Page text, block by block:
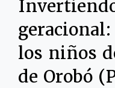
los niños
de Orobó